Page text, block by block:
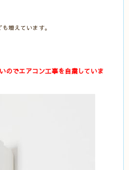
増えています。
のでエアコン工事を自粛していま